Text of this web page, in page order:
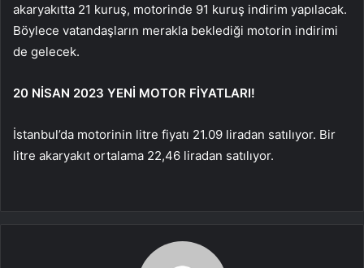
akaryakıtta 21 kuruş, motorinde 91 kuruş indirim yapılacak.
Böylece vatandaşların merakla beklediği motorin indirimi
de gelecek.
20 NİSAN 2023 YENİ MOTOR FİYATLARI!
İstanbul’da motorinin litre fiyatı 21.09 liradan satılıyor. Bir
litre akaryakıt ortalama 22,46 liradan satılıyor.